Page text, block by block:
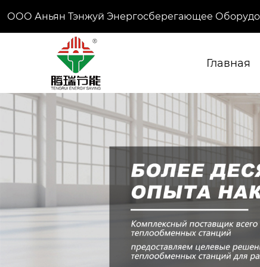
ООО Аньян Тэнжуй Энергосберегающее
Главная